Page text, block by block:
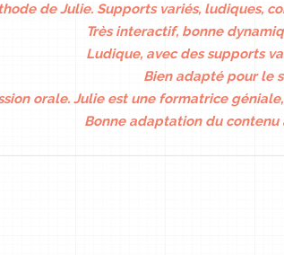
de Julie. Supports variés, ludiques,
Très interactif, bonne
Ludique, avec des supports
Bien adapté pour le
orale. Julie est une formatrice
Bonne adaptation du contenu